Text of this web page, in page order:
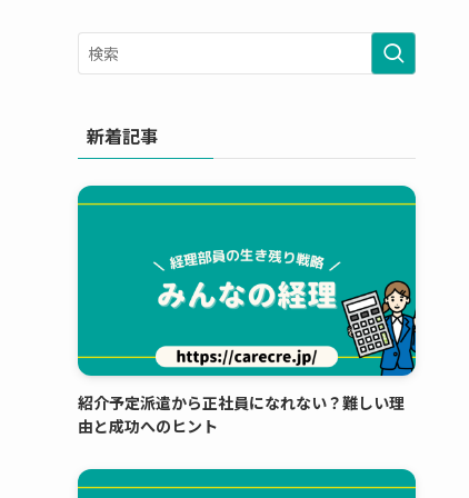
新着記事
紹介予定派遣から正社員になれない？難しい理
由と成功へのヒント